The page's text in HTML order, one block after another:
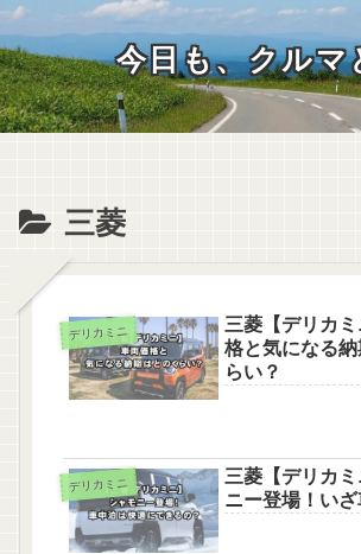
今日も、クルマ
三菱
デリカミニ
三菱【デリカ
格と気になる納
らい？
デリカミニ
三菱【デリカ
ニー登場！いざ